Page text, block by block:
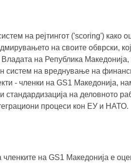
на рејтингот ('scoring') како
на своите обврски,
на Република
систем на вреднување на
- членки на GS1 Македонија,
стандардизација на деловното
процеси кон ЕУ и НАТО.
на GS1 Македонија е